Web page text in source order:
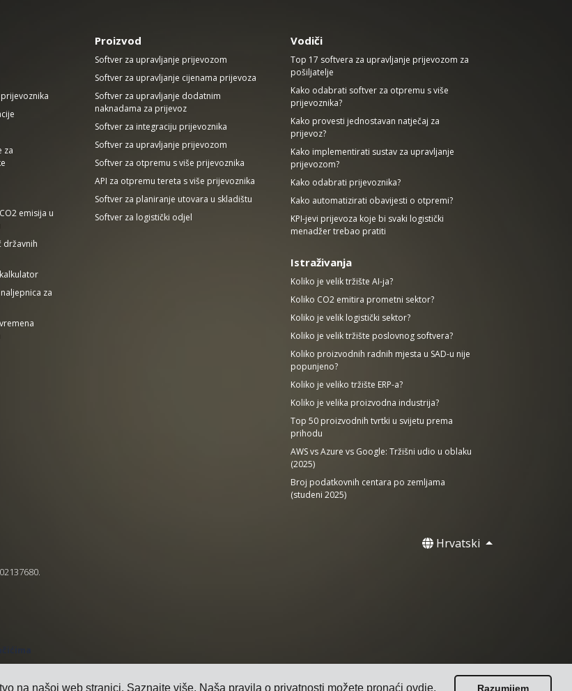
na našoj web stranici. Saznajte više. Naša pravila o privatnosti možete pronaći ovdje. Razumijem
za
emisija u
državnih
za
Proizvod
Softver za upravljanje prijevozom
Softver za upravljanje cijenama prijevoza
Softver za upravljanje dodatnim
naknadama za prijevoz
Softver za integraciju prijevoznika
Softver za upravljanje prijevozom
Softver za otpremu s više prijevoznika
API za otpremu tereta s više prijevoznika
Softver za planiranje utovara u skladištu
Softver za logistički odjel
Vodiči
Top 17 softvera za upravljanje prijevozom za
pošiljatelje
Kako odabrati softver za otpremu s više
prijevoznika?
Kako provesti jednostavan natječaj za
prijevoz?
Kako implementirati sustav za upravljanje
prijevozom?
Kako odabrati prijevoznika?
Kako automatizirati obavijesti o otpremi?
KPI-jevi prijevoza koje bi svaki logistički
menadžer trebao pratiti
Istraživanja
Koliko je velik tržište AI-ja?
Koliko CO2 emitira prometni sektor?
Koliko je velik logistički sektor?
Koliko je velik tržište poslovnog softvera?
Koliko proizvodnih radnih mjesta u SAD-u nije
popunjeno?
Koliko je veliko tržište ERP-a?
Koliko je velika proizvodna industrija?
Top 50 proizvodnih tvrtki u svijetu prema
prihodu
AWS vs Azure vs Google: Tržišni udio u oblaku
(2025)
Broj podatkovnih centara po zemljama
(studeni 2025)
Hrvatski